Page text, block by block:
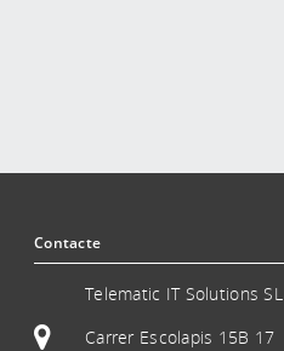
Contacte
Telematic IT Solutions SL
Carrer Escolapis 15B 17